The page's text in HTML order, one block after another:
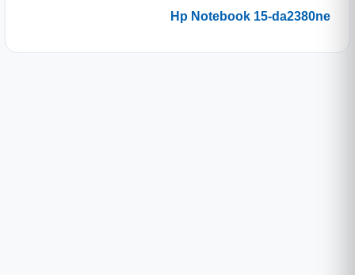
Hp Notebook 15-da2380ne